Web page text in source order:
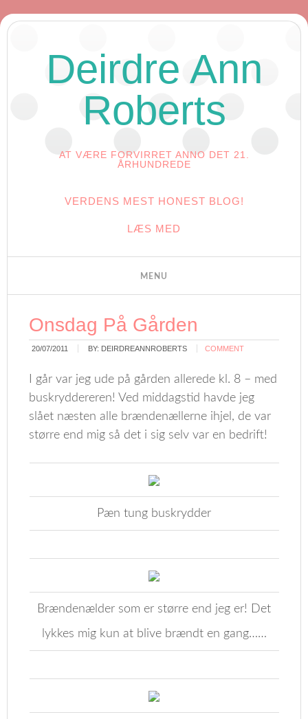
Deirdre Ann
Roberts
AT VÆRE FORVIRRET ANNO DET 21.
ÅRHUNDREDE
VERDENS MEST HONEST BLOG!
LÆS MED
Onsdag På Gården
20/07/2011 BY: DEIRDREANNROBERTS COMMENT
I går var jeg ude på gården allerede kl. 8 – med
buskryddereren! Ved middagstid havde jeg
slået næsten alle brændenællerne ihjel, de var
større end mig så det i sig selv var en bedrift!
Pæn tung buskrydder
Brændenælder som er større end jeg er! Det
lykkes mig kun at blive brændt en gang……